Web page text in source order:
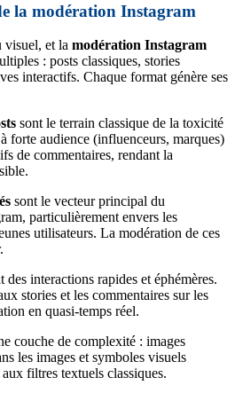
la modération Instagram
visuel, et la modération Instagram
: posts classiques, stories
interactifs. Chaque format génère ses
sont le terrain classique de la toxicité
forte audience (influenceurs, marques)
de commentaires, rendant la
sont le vecteur principal du
particulièrement envers les
utilisateurs. La modération de ces
des interactions rapides et éphémères.
stories et les commentaires sur les
en quasi-temps réel.
couche de complexité : images
les images et symboles visuels
filtres textuels classiques.